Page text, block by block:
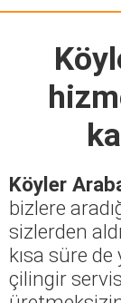
Köyler
bizlere
sizlerden
kısa süre
çilingir